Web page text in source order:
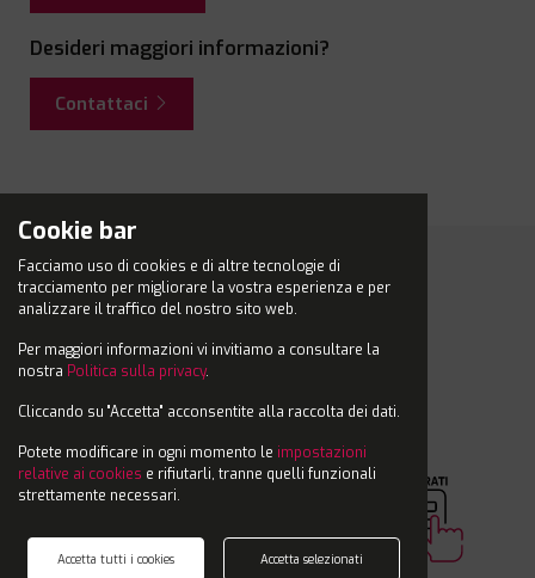
Desideri maggiori informazioni?
Contattaci
A chi si rivolge
Over57.com
Cookie bar
Facciamo uso di cookies e di altre tecnologie di
tracciamento per migliorare la vostra esperienza e per
analizzare il traffico del nostro sito web.
Per maggiori informazioni vi invitiamo a consultare la
nostra Politica sulla privacy.
Cliccando su "Accetta" acconsentite alla raccolta dei dati.
Potete modificare in ogni momento le impostazioni
relative ai cookies e rifiutarli, tranne quelli funzionali
strettamente necessari.
Accetta tutti i cookies Accetta selezionati